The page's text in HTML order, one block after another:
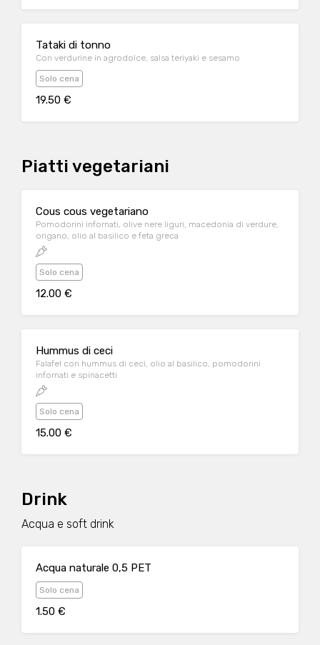
Tataki di tonno
Con verdurine in agrodolce, salsa teriyaki e sesamo
Solo cena
19.50 €
Piatti vegetariani
Cous cous vegetariano
Pomodorini infornati, olive nere liguri, macedonia di verdure,
origano, olio al basilico e feta greca
Solo cena
12.00 €
Hummus di ceci
Falafel con hummus di ceci, olio al basilico, pomodorini
infornati e spinacetti
Solo cena
15.00 €
Drink
Acqua e soft drink
Acqua naturale 0,5 PET
Solo cena
1.50 €